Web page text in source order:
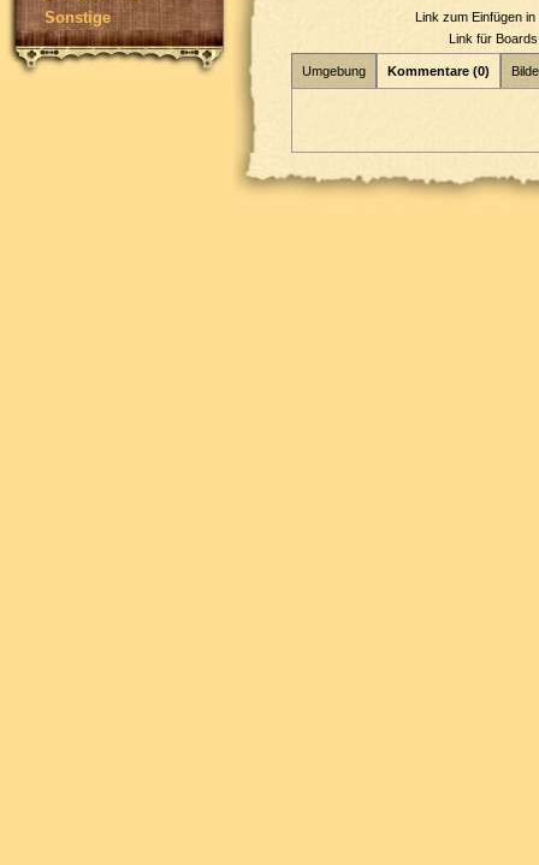
Sonstige
Link zum Einfügen
Link für
Umgebung Kommentare (0)